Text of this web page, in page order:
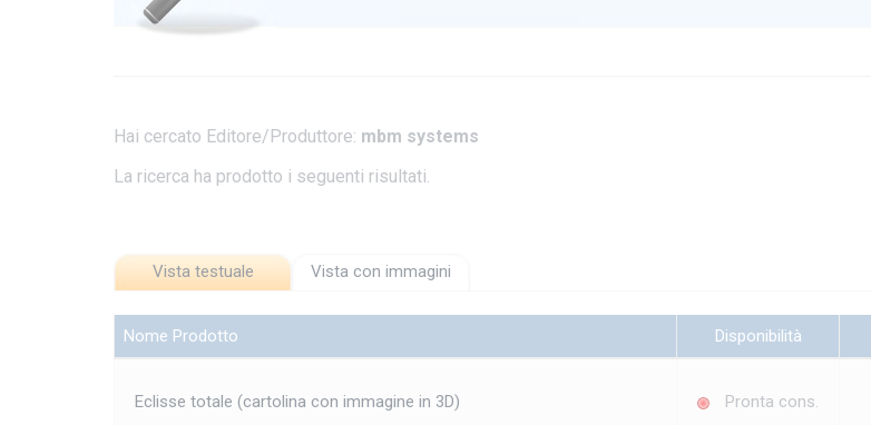
Hai cercato Editore/Produttore: mbm systems
La ricerca ha prodotto i seguenti risultati.
Vista testuale Vista con immagini
Nome Prodotto Disponibilità
Eclisse totale (cartolina con immagine in 3D) Pronta cons.